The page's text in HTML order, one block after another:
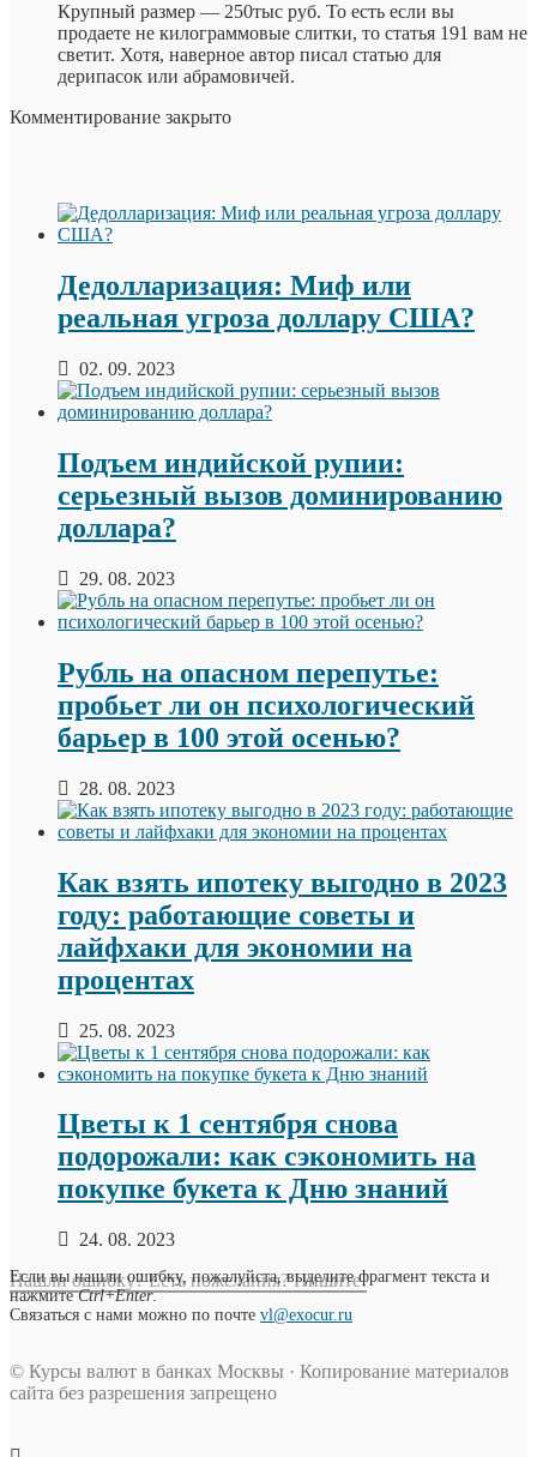
Крупный размер — 250тыс руб. То есть если вы
продаете не килограммовые слитки, то статья 191 вам не
светит. Хотя, наверное автор писал статью для
дерипасок или абрамовичей.
Комментирование закрыто
Дедолларизация: Миф или
реальная угроза доллару США?
02. 09. 2023
Подъем индийской рупии:
серьезный вызов доминированию
доллара?
29. 08. 2023
Рубль на опасном перепутье:
пробьет ли он психологический
барьер в 100 этой осенью?
28. 08. 2023
Как взять ипотеку выгодно в 2023
году: работающие советы и
лайфхаки для экономии на
процентах
25. 08. 2023
Цветы к 1 сентября снова
подорожали: как сэкономить на
покупке букета к Дню знаний
24. 08. 2023
Нашли ошибку? Есть пожелания? Пишите!
Если вы нашли ошибку, пожалуйста, выделите фрагмент текста и
нажмитеCtrl+Enter.
Связаться с нами можно по почте vl@exocur.ru
© Курсы валют в банках Москвы · Копирование материалов
сайта без разрешения запрещено